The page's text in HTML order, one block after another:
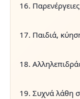
16.
17. Παιδιά,
18.
19. Συχνά λάθη